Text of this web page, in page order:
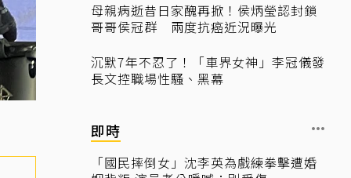
母親病逝昔日家醜再掀！侯炳瑩認封鎖
哥哥侯冠群 兩度抗癌近況曝光
沉默7年不忍了！「車界女神」李冠儀發
長文控職場性騷、黑幕
即時
「國民摔倒女」沈李英為戲練拳擊遭婚